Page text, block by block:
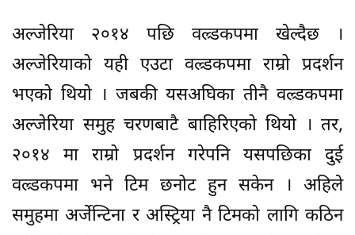
अल्जेरिया २०१४ पछि वल्र्डकपमा खेल्दैछ ।
अल्जेरियाको यही एउटा वल्र्डकपमा राम्रो प्रदर्शन
भएको थियो । जबकी यसअघिका तीनै वल्र्डकपमा
अल्जेरिया समुह चरणबाटै बाहिरिएको थियो । तर,
२०१४ मा राम्रो प्रदर्शन गरेपनि यसपछिका दुई
वल्र्डकपमा भने टिम छनोट हुन सकेन । अहिले
समुहमा अर्जेन्टिना र अस्ट्रिया नै टिमको लागि कठिन